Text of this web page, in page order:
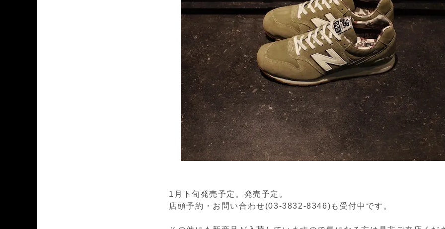
1月下旬発売予定。発売予定。
店頭予約・お問い合わせ(03-3832-8346)も受付中です。